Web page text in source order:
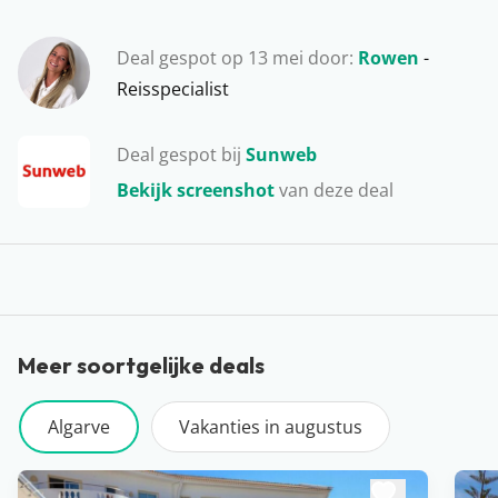
Deal gespot op 13 mei door: Rowen -
Reisspecialist
Deal gespot bij Sunweb
Bekijk screenshotvan deze deal
Albufeira of Carvoeiro. Wist je dat de Algarve ook een
echte surfhotspot is? Tip! Huur een auto en ontdek de
zuiden van Portugal.
Meer soortgelijke deals
Algarve Vakanties in augustus